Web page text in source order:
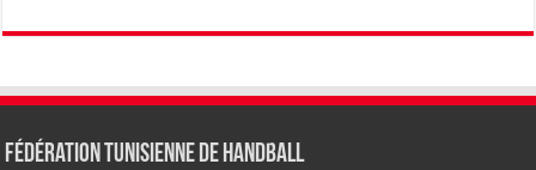
Fédération tunisienne de Handball